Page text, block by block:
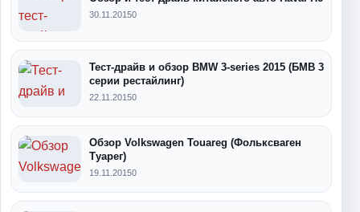
30.11.20150
Тест-драйв и обзор BMW 3-series 2015 (БМВ 3
серии рестайлинг)
22.11.20150
Обзор Volkswagen Touareg (Фольксваген
Туарег)
19.11.20150